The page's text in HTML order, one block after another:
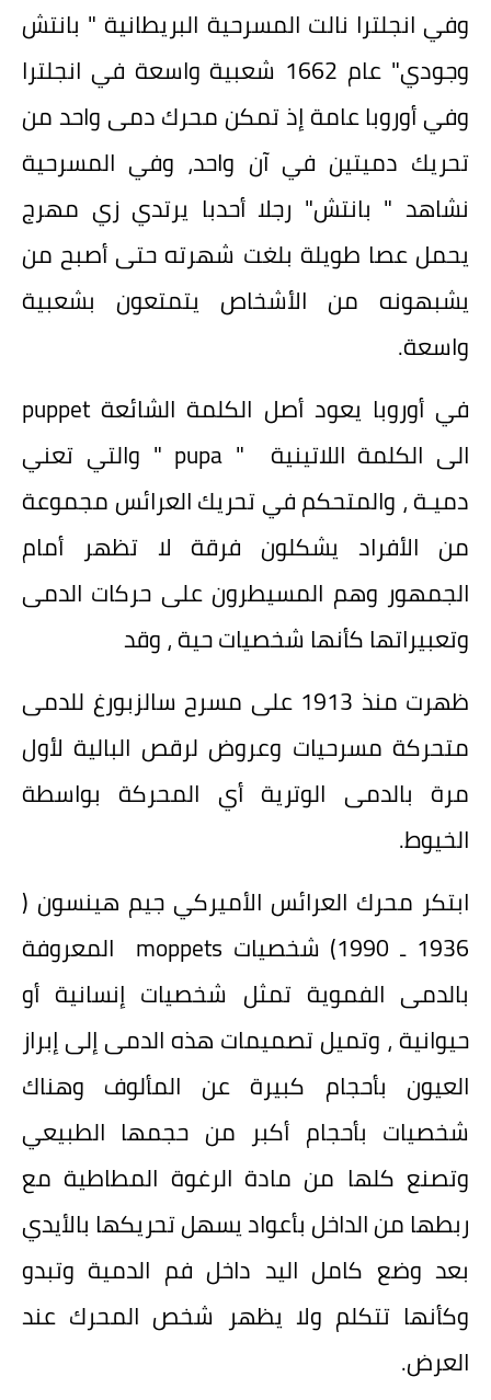
وفي انجلترا نالت المسرحية البريطانية " بانتش
وجودي" عام 1662 شعبية واسعة في انجلترا
وفي أوروبا عامة إذ تمكن محرك دمى واحد من
تحريك دميتين في آن واحد، وفي المسرحية
نشاهد " بانتش" رجلا أحدبا يرتدي زي مهرج
يحمل عصا طويلة بلغت شهرته حتى أصبح من
يشبهونه من الأشخاص يتمتعون بشعبية
واسعة.
في أوروبا يعود أصل الكلمة الشائعةpuppet
الى الكلمة اللاتينية " pupa " والتي تعني
دميـة ، والمتحكم في تحريك العرائس مجموعة
من الأفراد يشكلون فرقة لا تظهر أمام
الجمهور وهم المسيطرون على حركات الدمى
وتعبيراتها كأنها شخصيات حية ، وقد
ظهرت منذ 1913 على مسرح سالزبورغ للدمى
متحركة مسرحيات وعروض لرقص البالية لأول
مرة بالدمى الوترية أي المحركة بواسطة
الخيوط.
ابتكر محرك العرائس الأميركي جيم هينسون (
1936 ـ 1990) شخصيات
moppets المعروفة
بالدمى الفموية تمثل شخصيات إنسانية أو
حيوانية ، وتميل تصميمات هذه الدمى إلى إبراز
العيون بأحجام كبيرة عن المألوف وهناك
شخصيات بأحجام أكبر من حجمها الطبيعي
وتصنع كلها من مادة الرغوة المطاطية مع
ربطها من الداخل بأعواد يسهل تحريكها بالأيدي
بعد وضع كامل اليد داخل فم الدمية وتبدو
وكأنها تتكلم ولا يظهر شخص المحرك عند
العرض.